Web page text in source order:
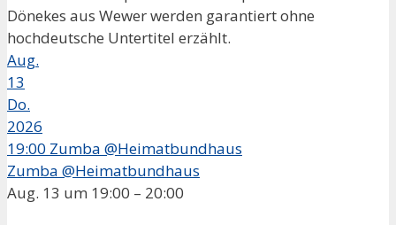
Dönekes aus Wewer werden garantiert ohne
hochdeutsche Untertitel erzählt.
Aug.
13
Do.
2026
19:00 Zumba @Heimatbundhaus
Zumba @Heimatbundhaus
Aug. 13 um 19:00 – 20:00